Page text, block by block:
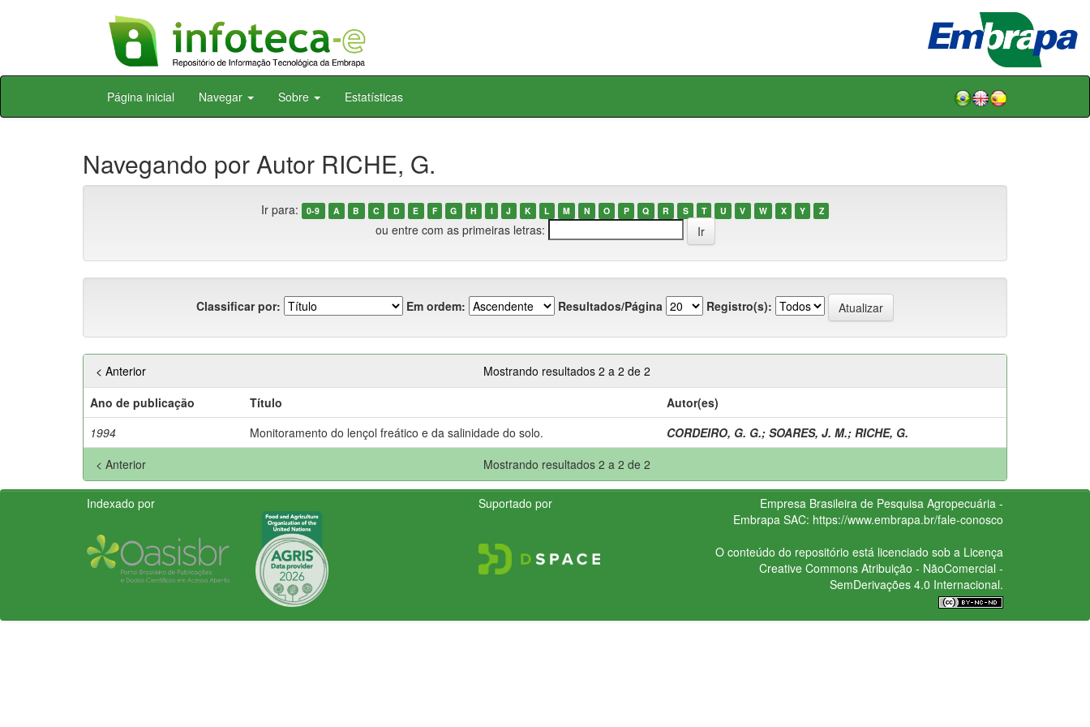
Skip
Página inicial Navegar Sobre Estatísticas
Navegando por Autor RICHE, G.
Ir para: 0-9 A B C D E F G H I J K L M N O P Q R S T U V W X Y Z
ou entre com as primeiras letras:
Classificar por: Em ordem: Resultados/Página Registro(s):
Mostrando resultados 2 a 2 de 2
< Anterior
Ano de publicação
Título
Autor(es)
1994
Monitoramento do lençol freático e da salinidade do solo. CORDEIRO, G. G.; SOARES, J. M.; RICHE, G.
Mostrando resultados 2 a 2 de 2
< Anterior
Indexado por Suportado por
Empresa Brasileira de Pesquisa Agropecuária -
Embrapa SAC: https://www.embrapa.br/fale-conosco
O conteúdo do repositório está licenciado sob a Licença
Creative CommonsAtribuição - NãoComercial -
SemDerivações 4.0 Internacional.